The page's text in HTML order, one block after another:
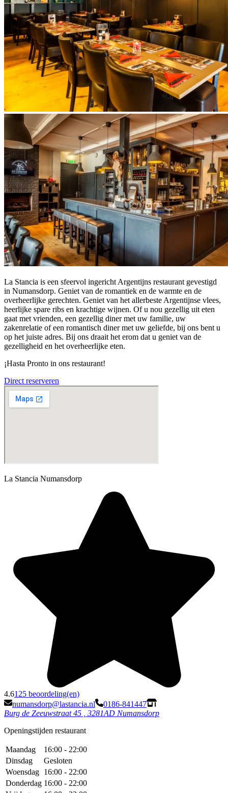
La Stancia is een sfeervol ingericht Argentijns restaurant gevestigd
in Numansdorp. Geniet van de romantiek en de warmte en de
overheerlijke gerechten. Geniet van het allerbeste Argentijnse vlees,
heerlijke spare ribs en krachtige wijnen. Of u nou gezellig uit eten
gaat met vrienden, een gezellig diner met uw familie, uw
zakenrelatie of een romantisch diner met uw geliefde, bij ons bent u
op het juiste adres. Bij ons draait het erom dat u geniet van de
gezelligheid en het overheerlijke eten.
¡Hasta Pronto in ons restaurant!
Direct reserveren
La Stancia Numansdorp
4.6125 beoordeling(en)
numansdorp@lastancia.nl
0186-841447
Burg de Zeeuwstraat 45 , 3281AD Numansdorp
Openingstijden restaurant
Maandag
16:00 - 22:00
Dinsdag
Gesloten
Woensdag 16:00 - 22:00
Donderdag 16:00 - 22:00